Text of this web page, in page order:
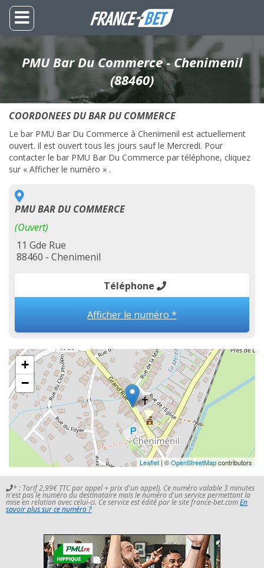
PMU Bar Du Commerce - Chenimenil
(88460)
COORDONEES DU BAR DU COMMERCE
Le bar PMU Bar Du Commerce à Chenimenil est actuellement
ouvert. il est ouvert tous les jours sauf le Mercredi. Pour
contacter le bar PMU Bar Du Commerce par téléphone, cliquez
sur « Afficher le numéro » .
PMU BAR DU COMMERCE
(Ouvert)
11 Gde Rue
88460 - Chenimenil
Téléphone
Afficher le numéro *
+
−
Leaflet | ©OpenStreetMapcontributors
* : Tarif 2,99€ TTC par appel + prix d'un appel). Ce numéro valable 3 minutes
n'est pas le numéro du destinataire mais le numéro d'un service permettant la
mise en relation avec celui-ci. Ce service est édité par le site france-bet.comEn
savoir plus sur ce numéro ?